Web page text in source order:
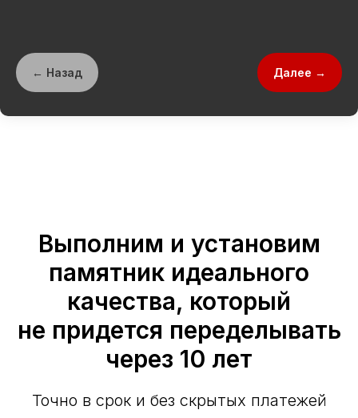
← Назад Далее →
Выполним и установим
памятник идеального
качества, который
не придется переделывать
через 10 лет
Точно в срок и без скрытых платежей